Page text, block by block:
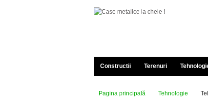
Constructii Terenuri
Pagina principală Tehnologie